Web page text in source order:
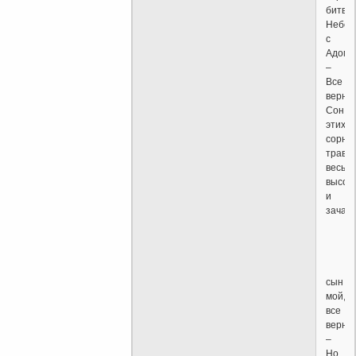
битвы
Небес
с
Адом.
–
Все
верно,
Сон
этих
трав
весь
высох
и
сын
мой,
все
верно.
–
Но